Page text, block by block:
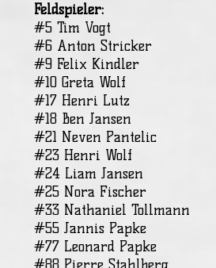
Feldspieler:
#5 Tim Vogt
#6 Anton Stricker
#9 Felix Kindler
#10 Greta Wolf
#17 Henri Lutz
#18 Ben Jansen
#21 Neven Pantelic
#23 Henri Wolf
#24 Liam Jansen
#25 Nora Fischer
#33 Nathaniel Tollmann
#55 Jannis Papke
#77 Leonard Papke